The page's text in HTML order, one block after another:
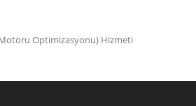
Optimizasyonu) Hizmeti